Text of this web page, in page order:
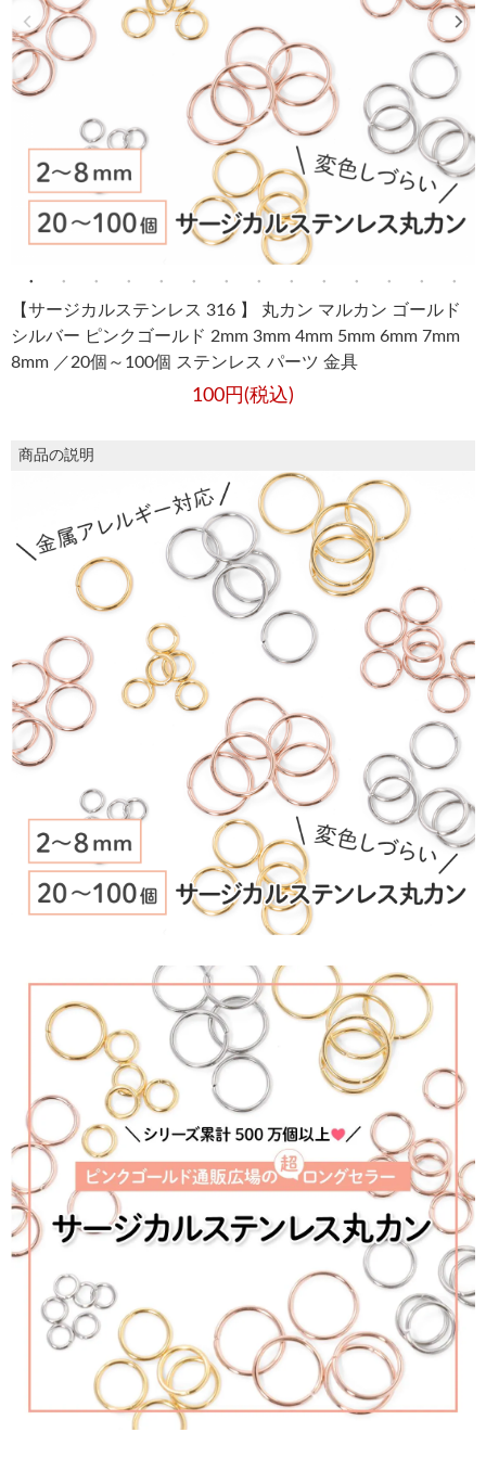
【サージカルステンレス 316 】 丸カン マルカン ゴールド
シルバー ピンクゴールド 2mm 3mm 4mm 5mm 6mm 7mm
8mm ／20個～100個 ステンレス パーツ 金具
100円(税込)
商品の説明